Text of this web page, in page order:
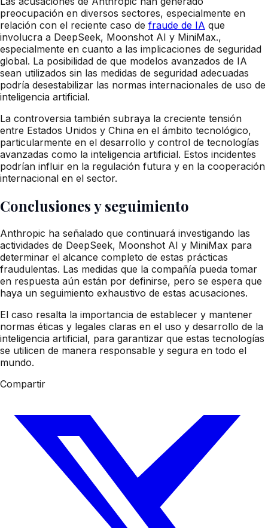
preocupación en diversos sectores, especialmente en
relación con el reciente caso de fraude de IA que
involucra a DeepSeek, Moonshot AI y MiniMax.,
especialmente en cuanto a las implicaciones de seguridad
global. La posibilidad de que modelos avanzados de IA
sean utilizados sin las medidas de seguridad adecuadas
podría desestabilizar las normas internacionales de uso de
inteligencia artificial.
La controversia también subraya la creciente tensión
entre Estados Unidos y China en el ámbito tecnológico,
particularmente en el desarrollo y control de tecnologías
avanzadas como la inteligencia artificial. Estos incidentes
podrían influir en la regulación futura y en la cooperación
internacional en el sector.
Conclusiones y seguimiento
Anthropic ha señalado que continuará investigando las
actividades de DeepSeek, Moonshot AI y MiniMax para
determinar el alcance completo de estas prácticas
fraudulentas. Las medidas que la compañía pueda tomar
en respuesta aún están por definirse, pero se espera que
haya un seguimiento exhaustivo de estas acusaciones.
El caso resalta la importancia de establecer y mantener
normas éticas y legales claras en el uso y desarrollo de la
inteligencia artificial, para garantizar que estas tecnologías
se utilicen de manera responsable y segura en todo el
mundo.
Compartir